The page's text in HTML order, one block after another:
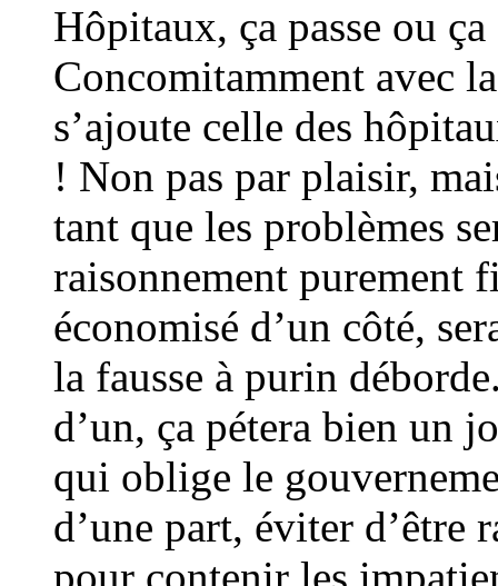
Hôpitaux, ça passe ou ça
Concomitamment avec
s’ajoute celle des
! Non pas par plaisir,
tant que les problèmes
raisonnement purement
économisé d’un côté,
la fausse à purin
d’un, ça pétera bien un
qui oblige le
d’une part, éviter d’être
pour contenir les